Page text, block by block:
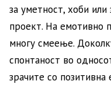
за уметност, хоби
проект. На емотивно
многу смеење.
спонтаност во
зрачите со позитивна